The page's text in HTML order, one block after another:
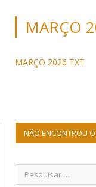
MARÇO
MARÇO 2026 TXT
NÃO ENCONTROU